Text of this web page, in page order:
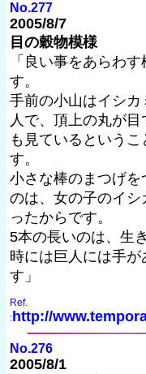
No.277
2005/8/7
目の穀物模様
「良い事をあらわ
す。
手前の小山はイシカ
人で、頂上の丸が目
も見ているというこ
す。
小さな棒のまつげを
のは、女の子のイシ
ったからです。
5本の長いのは、生
時には巨人には手
す」
Ref.
: http://
No.276
2005/8/1